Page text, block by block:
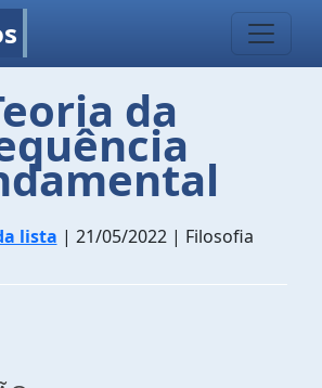
da
lista | 21/05/2022 | Filosofia